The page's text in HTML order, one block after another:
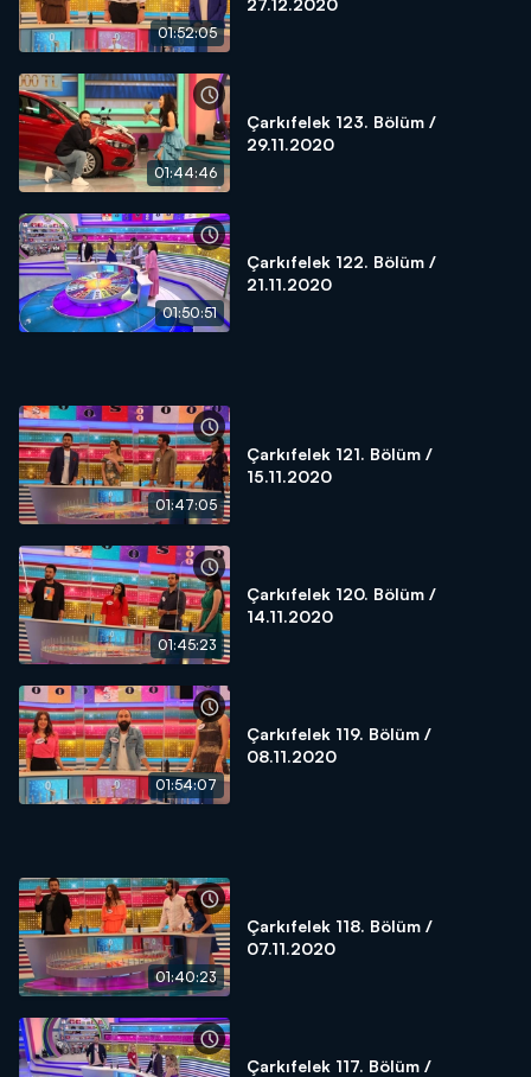
01:52:05
27.12.2020
01:44:46
Çarkıfelek 123. Bölüm /
29.11.2020
01:50:51
Çarkıfelek 122. Bölüm /
21.11.2020
01:47:05
Çarkıfelek 121. Bölüm /
15.11.2020
01:45:23
Çarkıfelek 120. Bölüm /
14.11.2020
01:54:07
Çarkıfelek 119. Bölüm /
08.11.2020
01:40:23
Çarkıfelek 118. Bölüm /
07.11.2020
Çarkıfelek 117. Bölüm /